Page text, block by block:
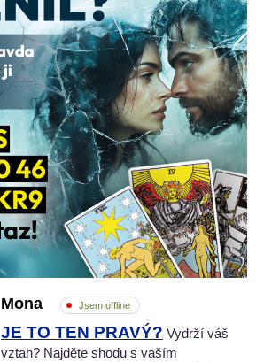
Mona Jsem offline
JE TO TEN PRAVÝ? Vydrží váš
vztah? Najděte shodu s vaším